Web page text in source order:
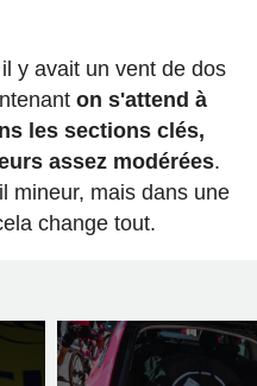
y avait un vent de dos
on s'attend à
les sections clés,
assez modérées.
mineur, mais dans une
change tout.